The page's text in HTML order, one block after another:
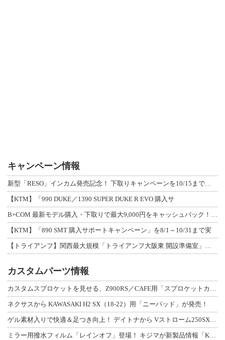
キャンペーン情報
新型「RESO」インカム発売記念！ 下取りキャンペーンを10/15まで延長して開
【KTM】「990 DUKE／1390 SUPER DUKE R EVO 購入サ
B+COM 最新モデル購入・下取りで最大9,000円をキャッシュバック！「B+F
【KTM】「890 SMT 購入サポートキャンペーン」を8/1～10/31まで実
【トライアンフ】関西最大規模「トライアンフ大阪東 開設準備室」がオープン！ 限定
カスタムパーツ情報
カスタムスプロケットを見せる、Z900RS／CAFE用「スプロケットカバーフルキ
ネクサスから KAWASAKI H2 SX（18-22）用「ニーパッド」が発売！
ゲル素材入りで快適＆足つき向上！ デイトナから Vストローム250SX用「快適ロ
ミラー用撥水フィルム「レインオフ」登場！ キジマが新製品情報「KIJIMA NE